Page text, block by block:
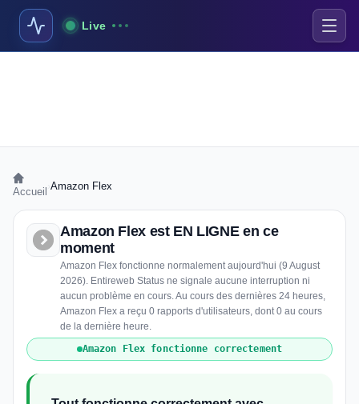
Live
Accueil Amazon Flex
Amazon Flex est EN LIGNE en ce
moment
Amazon Flex fonctionne normalement aujourd'hui (9 August
2026). Entireweb Status ne signale aucune interruption ni
aucun problème en cours. Au cours des dernières 24 heures,
Amazon Flex a reçu 0 rapports d'utilisateurs, dont 0 au cours
de la dernière heure.
Amazon Flex fonctionne correctement